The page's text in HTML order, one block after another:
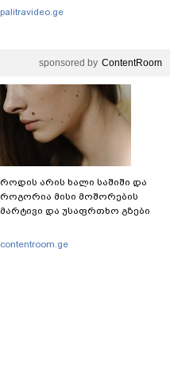
იმიტომ რომ თავად
palitravideo.ge
sponsored by ContentRoom
როდის არის ხალი საშიში და
როგორია მისი მოშორების
მარტივი და უსაფრთხო გზები
contentroom.ge